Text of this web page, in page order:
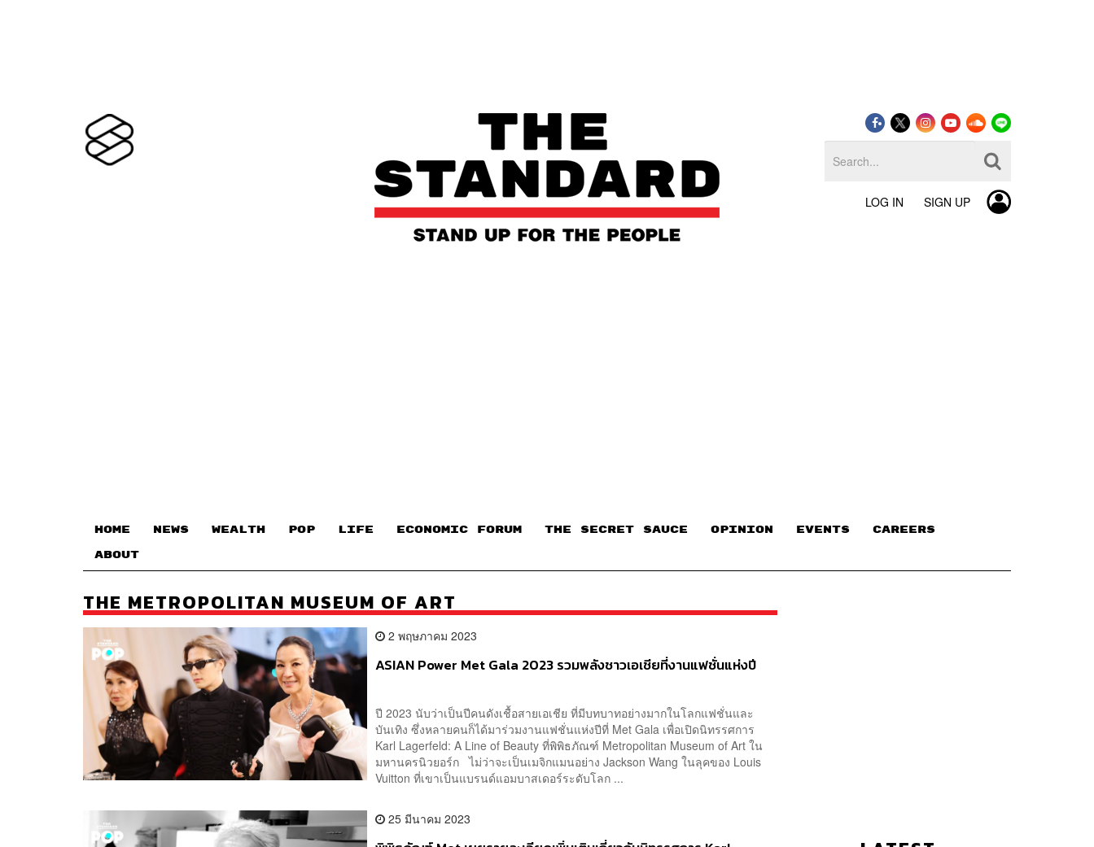
LOG IN SIGN UP
HOME NEWS WEALTH POP LIFE ECONOMIC FORUM THE SECRET SAUCE​ OPINION EVENTS CAREERS
ABOUT
THE METROPOLITAN MUSEUM OF ART
2 พฤษภาคม 2023
ASIAN Power Met Gala 2023 รวมพลังชาวเอเชียที่งานแฟชั่นแห่งปี
ปี 2023 นับว่าเป็นปีคนดังเชื้อสายเอเชีย ที่มีบทบาทอย่างมากในโลกแฟชั่นและ
บันเทิง ซึ่งหลายคนก็ได้มาร่วมงานแฟชั่นแห่งปีที่ Met Gala เพื่อเปิดนิทรรศการ
Karl Lagerfeld: A Line of Beauty ที่พิพิธภัณฑ์ Metropolitan Museum of Art ใน
มหานครนิวยอร์ก ไม่ว่าจะเป็นเมจิกแมนอย่าง Jackson Wang ในลุคของ Louis
Vuitton ที่เขาเป็นแบรนด์แอมบาสเดอร์ระดับโลก ...
25 มีนาคม 2023